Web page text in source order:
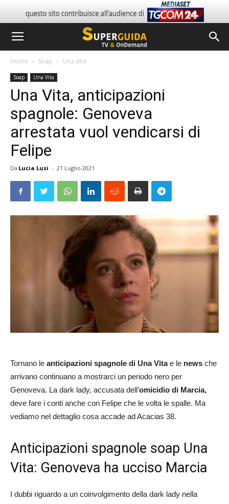
Home Soap Una Vita
Soap Una Vita
Una Vita, anticipazioni
spagnole: Genoveva
arrestata vuol vendicarsi di
Felipe
Da Lucia Lusi - 21 Luglio 2021
Tornano le anticipazioni spagnole di Una Vitae le news che
arrivano continuano a mostrarci un periodo nero per
Genoveva. La dark lady, accusata dell’omicidio di Marcia,
deve fare i conti anche con Felipe che le volta le spalle. Ma
vediamo nel dettaglio cosa accade ad Acacias 38.
Anticipazioni spagnole soap Una
Vita: Genoveva ha ucciso Marcia
I dubbi riguardo a un coinvolgimento della dark lady nella